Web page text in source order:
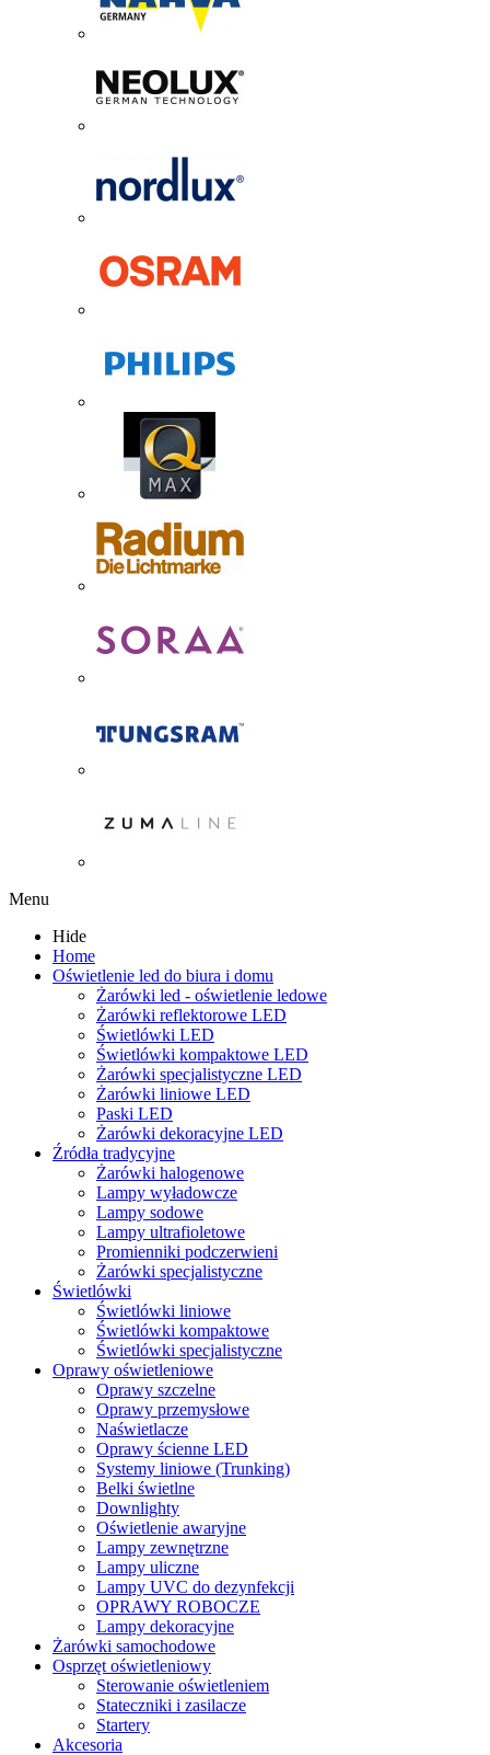
Menu
Hide
Home
Oświetlenie led do biura i domu
Żarówki led - oświetlenie ledowe
Żarówki reflektorowe LED
Świetlówki LED
Świetlówki kompaktowe LED
Żarówki specjalistyczne LED
Żarówki liniowe LED
Paski LED
Żarówki dekoracyjne LED
Źródła tradycyjne
Żarówki halogenowe
Lampy wyładowcze
Lampy sodowe
Lampy ultrafioletowe
Promienniki podczerwieni
Żarówki specjalistyczne
Świetlówki
Świetlówki liniowe
Świetlówki kompaktowe
Świetlówki specjalistyczne
Oprawy oświetleniowe
Oprawy szczelne
Oprawy przemysłowe
Naświetlacze
Oprawy ścienne LED
Systemy liniowe (Trunking)
Belki świetlne
Downlighty
Oświetlenie awaryjne
Lampy zewnętrzne
Lampy uliczne
Lampy UVC do dezynfekcji
OPRAWY ROBOCZE
Lampy dekoracyjne
Żarówki samochodowe
Osprzęt oświetleniowy
Sterowanie oświetleniem
Stateczniki i zasilacze
Startery
Akcesoria